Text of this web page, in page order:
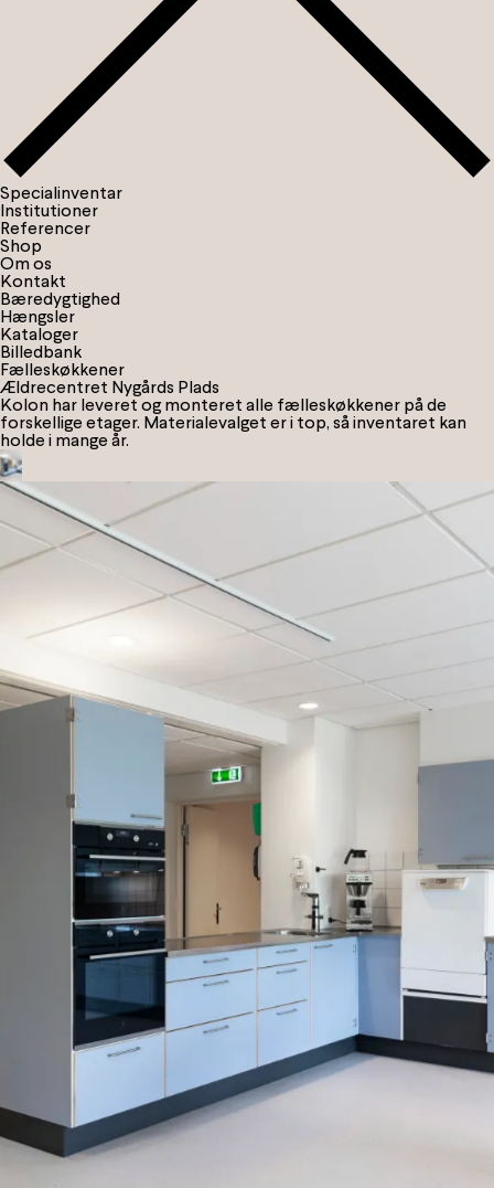
Specialinventar
Institutioner
Referencer
Shop
Om os
Kontakt
Bæredygtighed
Hængsler
Kataloger
Billedbank
Fælleskøkkener
Ældrecentret Nygårds Plads
Kolon har leveret og monteret alle fælleskøkkener på de
forskellige etager. Materialevalget er i top, så inventaret kan
holde i mange år.